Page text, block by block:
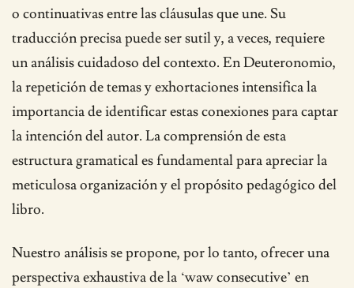
o continuativas entre las cláusulas que une. Su
traducción precisa puede ser sutil y, a veces, requiere
un análisis cuidadoso del contexto. En Deuteronomio,
la repetición de temas y exhortaciones intensifica la
importancia de identificar estas conexiones para captar
la intención del autor. La comprensión de esta
estructura gramatical es fundamental para apreciar la
meticulosa organización y el propósito pedagógico del
libro.
Nuestro análisis se propone, por lo tanto, ofrecer una
perspectiva exhaustiva de la ‘waw consecutive’ en